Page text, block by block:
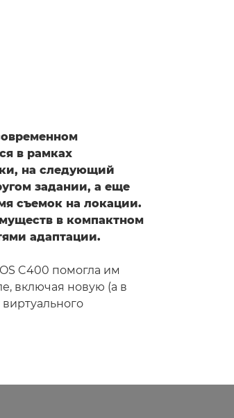
в рамках
на следующий
задании, а еще
съемок на локации.
в компактном
адаптации.
C400 помогла им
включая новую (а в